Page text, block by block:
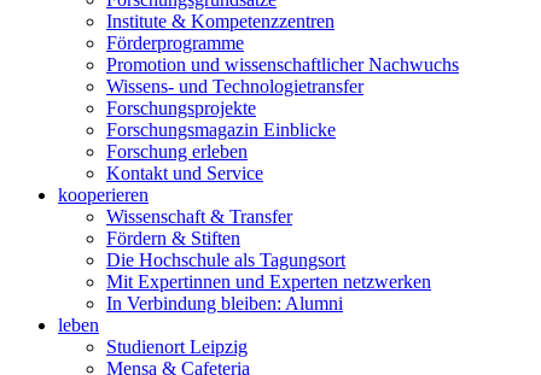
Institute & Kompetenzzentren
Förderprogramme
Promotion und wissenschaftlicher Nachwuchs
Wissens- und Technologietransfer
Forschungsprojekte
Forschungsmagazin Einblicke
Forschung erleben
Kontakt und Service
kooperieren
Wissenschaft & Transfer
Fördern & Stiften
Die Hochschule als Tagungsort
Mit Expertinnen und Experten netzwerken
In Verbindung bleiben: Alumni
leben
Studienort Leipzig
Mensa & Cafeteria